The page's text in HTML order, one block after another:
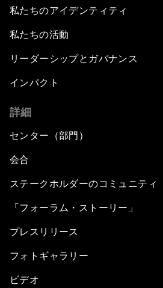
私たちのアイデンティティ
私たちの活動
リーダーシップとガバナンス
インパクト
詳細
センター（部門）
会合
ステークホルダーのコミュニティ
「フォーラム・ストーリー」
プレスリリース
フォトギャラリー
ビデオ